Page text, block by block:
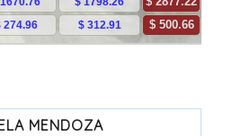
MENDOZA